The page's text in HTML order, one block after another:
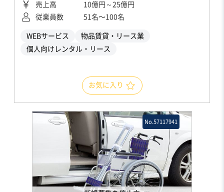
売上高
10億円～25億円
従業員数
51名〜100名
WEBサービス
物品賃貸・リース業
個人向けレンタル・リース
お気に入り
No.57117941